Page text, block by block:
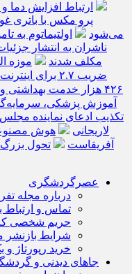
ارتباط افزایش
می‌شود
اولتیماتوم به
ناشران به انتشار
مکلف شدند
موزه
ضریب ۲.۷ برای اینترنت بین‌الملل چیست؟
۴۲۶ هزار خدمت بهداشتی و درمانی به زائران
آموزش پزشکی،
تکذیب ادعای نماینده
لاریجانی
آفریقاست
عصرگردشگری
درباره مجله
تماس و
حریم شخصی
شرایط بازنشر
خرید رپورتاژ
جاهای دیدنی و